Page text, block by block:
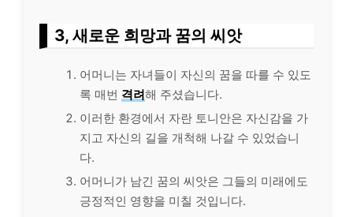
3, 새로운 희망과 꿈의 씨앗
어머니는 자녀들이 자신의 꿈을 따를 수 있도
록 매번 격려해 주셨습니다.
이러한 환경에서 자란 토니안은 자신감을 가
지고 자신의 길을 개척해 나갈 수 있었습니
다.
어머니가 남긴 꿈의 씨앗은 그들의 미래에도
긍정적인 영향을 미칠 것입니다.